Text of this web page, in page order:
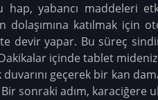
yabancı maddeleri
katılmak için
devir yapar. Bu süreç
içinde tablet
geçerek bir kan
sonraki adım, karaciğere